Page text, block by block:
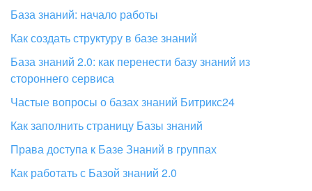
База знаний: начало работы
Как создать структуру в базе знаний
База знаний 2.0: как перенести базу знаний из
стороннего сервиса
Частые вопросы о базах знаний Битрикс24
Как заполнить страницу Базы знаний
Права доступа к Базе Знаний в группах
Как работать с Базой знаний 2.0